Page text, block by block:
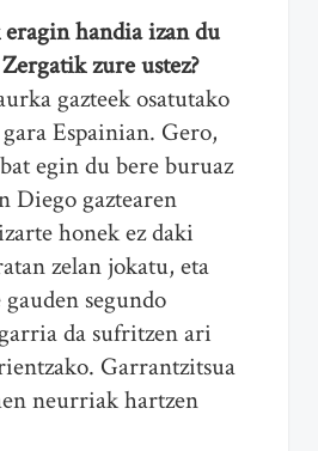
handia izan du
zure ustez?
gazteek osatutako
Espainian. Gero,
egin du bere buruaz
Diego gaztearen
honek ez daki
zelan jokatu, eta
segundo
da sufritzen ari
Garrantzitsua
neurriak hartzen